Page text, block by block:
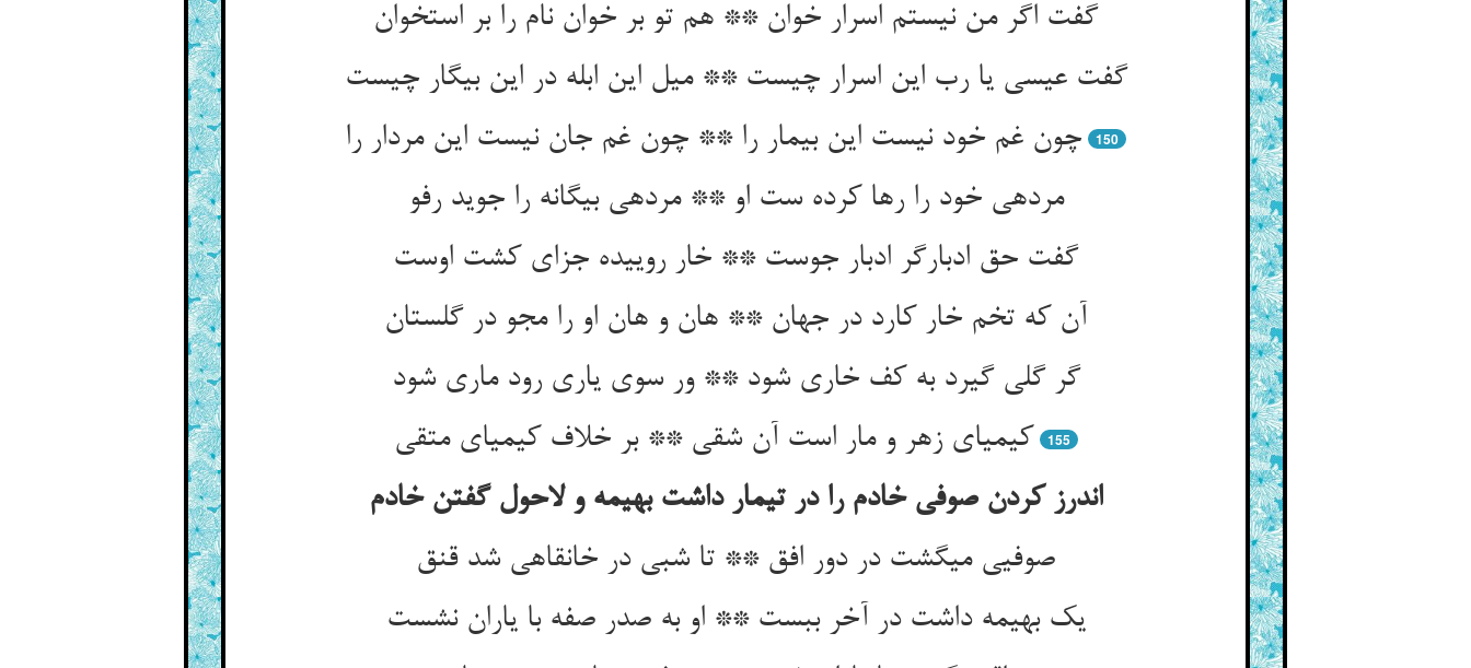
گفت اگر من نیستم اسرار خوان ** هم تو بر خوان نام را بر استخوان‏
گفت عیسی یا رب این اسرار چیست ** میل این ابله در این بیگار چیست‏
چون غم خود نیست این بیمار را ** چون غم جان نیست این مردار را
150
مرده‏ی خود را رها کرده ست او ** مرده‏ی بیگانه را جوید رفو
گفت حق ادبارگر ادبار جوست ** خار روییده جزای کشت اوست‏
آن که تخم خار کارد در جهان ** هان و هان او را مجو در گلستان‏
گر گلی گیرد به کف خاری شود ** ور سوی یاری رود ماری شود
کیمیای زهر و مار است آن شقی ** بر خلاف کیمیای متقی‏
155
اندرز کردن صوفی خادم را در تیمار داشت بهیمه و لاحول گفتن خادم
صوفیی می‏گشت در دور افق ** تا شبی در خانقاهی شد قنق‏
یک بهیمه داشت در آخر ببست ** او به صدر صفه با یاران نشست‏